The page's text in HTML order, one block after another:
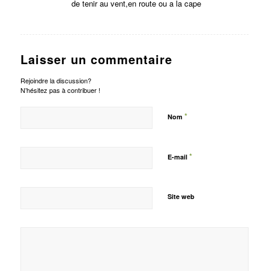
de tenir au vent,en route ou a la cape
Laisser un commentaire
Rejoindre la discussion?
N’hésitez pas à contribuer !
Nom *
E-mail *
Site web